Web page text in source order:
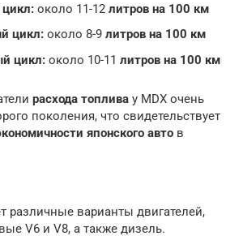
цикл: около 11-12 литров на 100 км
цикл: около 8-9 литров на 100 км
цикл: около 10-11 литров на 100 км
расхода топлива у MDX очень
поколения, что свидетельствует
японского авто в
различные варианты двигателей,
V6 и V8, а также дизель.